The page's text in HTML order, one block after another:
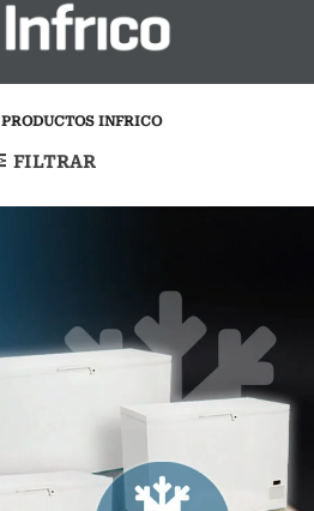
PRODUCTOS INFRICO
FILTRAR